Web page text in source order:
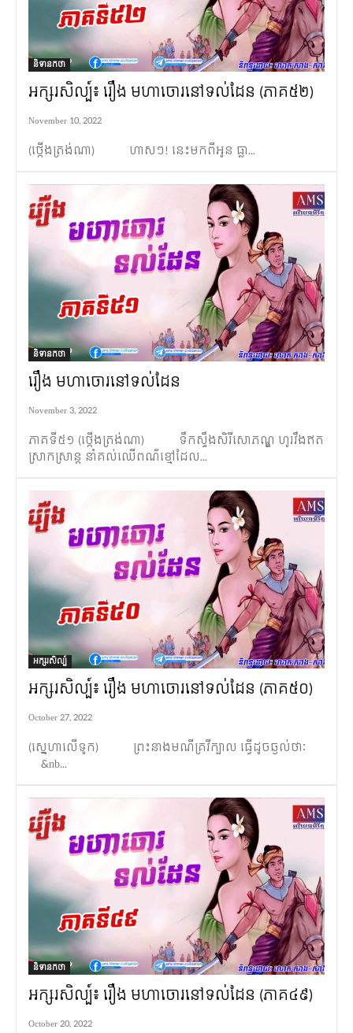
និទានកថា
អក្សរសិល្ប៍៖ រឿង មហាចោរនៅទល់ដែន (ភាគ៥២)
November 10, 2022
(ថ្កើងត្រង់ណា) ហាសៗ! នេះមកពីអូន ធ្លា...
និទានកថា
រឿង មហាចោរនៅទល់ដែន
November 3, 2022
ភាគទី៥១ (ថ្កើងត្រង់ណា) ទឹកស្ទឹងសិរីសោភណ្ឌ ហូរវឹងឥត
ស្រាកស្រាន្ត នាំគល់ឈើពណ៌ខ្មៅដែល...
អក្សរសិល្ប៍
អក្សរសិល្ប៍៖ រឿង មហាចោរនៅទល់ដែន (ភាគ៥០)
October 27, 2022
(ស្នេហាលើទូក) ព្រះនាងមណីគ្រវីក្បាល ធ្វើដូចឆ្ងល់ថាៈ
&nb...
និទានកថា
អក្សរសិល្ប៍៖ រឿង មហាចោរនៅទល់ដែន (ភាគ៤៩)
October 20, 2022